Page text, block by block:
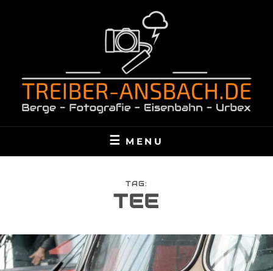
TREIBER-ANSBACH.DE
MENU
TAG:
TEE